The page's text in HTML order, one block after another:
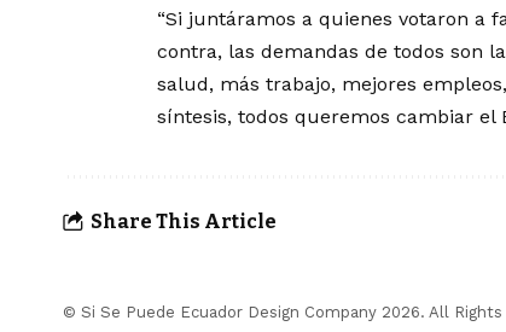
“Si juntáramos a quienes votaron a
contra, las demandas de todos son
salud, más trabajo, mejores
síntesis, todos queremos cambiar el
Share This Article
© Si Se Puede Ecuador Design Company 2026. All Rights